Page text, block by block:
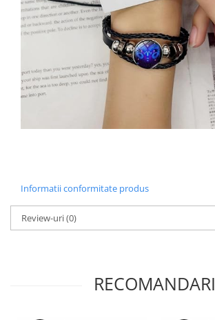
Informatii conformitate produs
Review-uri(0)
RECOMANDARI